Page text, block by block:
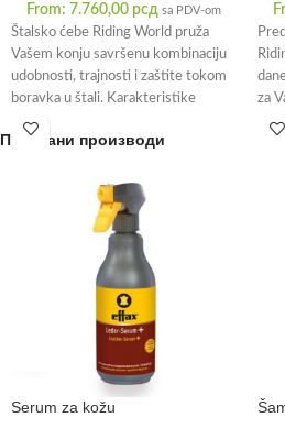
From: 7.760,00 рсд sa PDV-om
Štalsko ćebe Riding World pruža
Vašem konju savršenu kombinaciju
udobnosti, trajnosti i zaštite tokom
boravka u štali. Karakteristike
proizvoda: Napravljeno
za
Повезани производи
Serum za kožu